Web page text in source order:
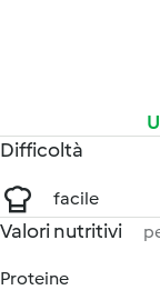
Difficoltà
facile
Valori nutritivi
Proteine